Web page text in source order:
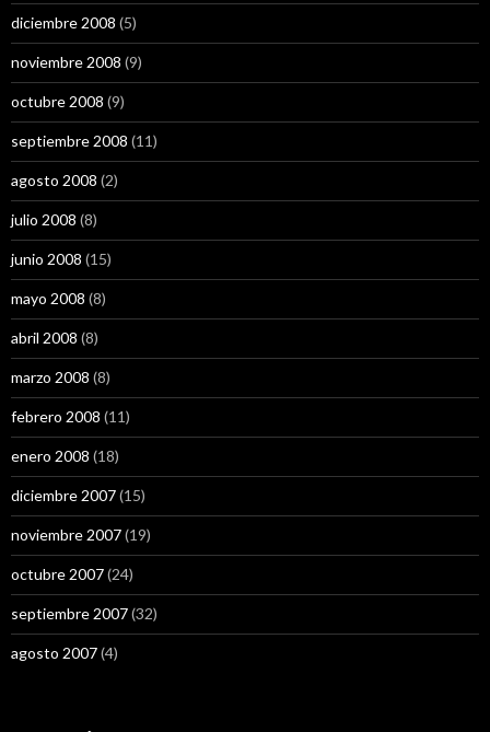
diciembre 2008 (5)
noviembre 2008 (9)
octubre 2008 (9)
septiembre 2008 (11)
agosto 2008 (2)
julio 2008 (8)
junio 2008 (15)
mayo 2008 (8)
abril 2008 (8)
marzo 2008 (8)
febrero 2008 (11)
enero 2008 (18)
diciembre 2007(15)
noviembre 2007(19)
octubre 2007(24)
septiembre 2007(32)
agosto 2007(4)